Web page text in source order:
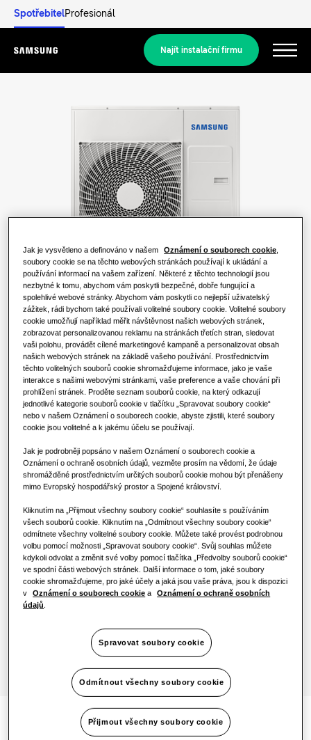
SpotřebitelProfesionál
Menu
Najít instalační firmu
REZIDENČNÍ ŘEŠENÍ
Co je tepelné čerpadlo a jak funguje?
Výhody tepelného čerpadla
Co je to klimatizace a jak funguje?
KOMERČNÍ ŘEŠENÍ
Hotely
Maloobchod
Restaurace
Kancelář
Udržitelnost
One Samsung
Naše řešení
Klimatizační řešení
Řešení tepelných čerpadel
ŘEŠENÍ PRO KOMERČNÍ BUDOVY
Klimatizační řešení
Ovladače
Produkty
Produkty Hero
O společnosti Samsung
VÝKON: 9.0KW
Split Outdoor (Low Ambient)
AE090CXEDGG/EU
Dostupná kapacita
Dostupný výkon
1 fáze 3 fáze
Jak je vysvětleno a definováno v našem Oznámení o souborech cookie,
soubory cookie se na těchto webových stránkách používají k ukládání a
používání informací na vašem zařízení. Některé z těchto technologií jsou
nezbytné k tomu, abychom vám poskytli bezpečné, dobře fungující a
spolehlivé webové stránky. Abychom vám poskytli co nejlepší uživatelský
zážitek, rádi bychom také používali volitelné soubory cookie. Volitelné soubory
cookie umožňují například měřit návštěvnost našich webových stránek,
zobrazovat personalizovanou reklamu na stránkách třetích stran, sledovat
vaši polohu, provádět cílené marketingové kampaně a personalizovat obsah
našich webových stránek na základě vašeho používání. Prostřednictvím
těchto volitelných souborů cookie shromažďujeme informace, jako je vaše
interakce s našimi webovými stránkami, vaše preference a vaše chování při
prohlížení stránek. Proděte seznam souborů cookie, na který odkazují
jednotlivé kategorie souborů cookie v tlačítku „Spravovat soubory cookie“
nebo v našem Oznámení o souborech cookie, abyste zjistili, které soubory
cookie jsou volitelné a k jakému účelu se používají.
Jak je podrobněji popsáno v našem Oznámení o souborech cookie a
Oznámení o ochraně osobních údajů, vezměte prosím na vědomí, že údaje
shromážděné prostřednictvím určitých souborů cookie mohou být přenášeny
mimo Evropský hospodářský prostor a Spojené království.
Kliknutím na „Přijmout všechny soubory cookie“ souhlasíte s používáním
všech souborů cookie. Kliknutím na „Odmítnout všechny soubory cookie“
odmítnete všechny volitelné soubory cookie. Můžete také provést podrobnou
volbu pomocí možnosti „Spravovat soubory cookie“. Svůj souhlas můžete
kdykoli odvolat a změnit své volby pomocí tlačítka „Předvolby souborů cookie“
ve spodní části webových stránek. Další informace o tom, jaké soubory
cookie shromažďujeme, pro jaké účely a jaká jsou vaše práva, jsou k dispozici
v
Oznámení o souborech cookie a
Oznámení o ochraně osobních
údajů.
Spravovat soubory cookie
Odmítnout všechny soubory cookie
Přijmout všechny soubory cookie